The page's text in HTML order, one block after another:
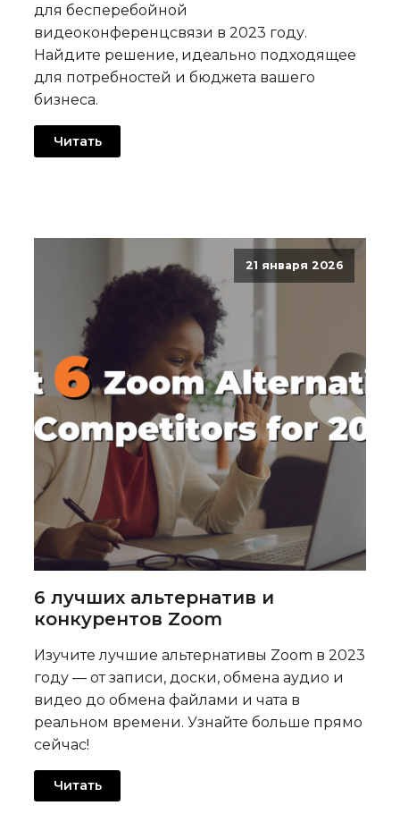
для бесперебойной
видеоконференцсвязи в 2023 году.
Найдите решение, идеально подходящее
для потребностей и бюджета вашего
бизнеса.
Читать
21 января 2026
6 лучших альтернатив и
конкурентов Zoom
Изучите лучшие альтернативы Zoom в 2023
году — от записи, доски, обмена аудио и
видео до обмена файлами и чата в
реальном времени. Узнайте больше прямо
сейчас!
Читать